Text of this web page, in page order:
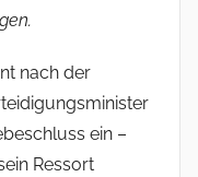
nach der
ein –
Ressort